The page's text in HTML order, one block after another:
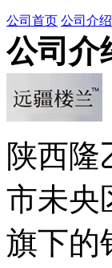
公司首页 公司介绍
公司介
陕西隆
市未央
旗下的